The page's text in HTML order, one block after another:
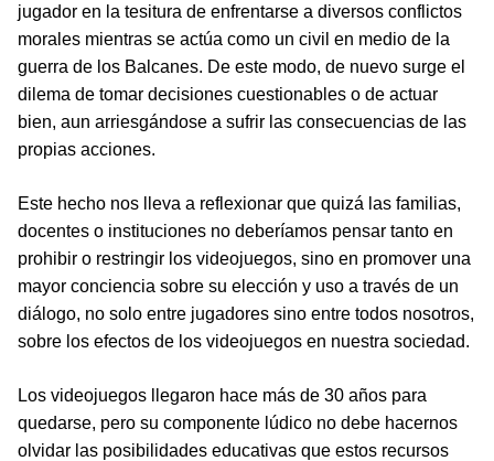
jugador en la tesitura de enfrentarse a diversos conflictos
morales mientras se actúa como un civil en medio de la
guerra de los Balcanes. De este modo, de nuevo surge el
dilema de tomar decisiones cuestionables o de actuar
bien, aun arriesgándose a sufrir las consecuencias de las
propias acciones.
Este hecho nos lleva a reflexionar que quizá las familias,
docentes o instituciones no deberíamos pensar tanto en
prohibir o restringir los videojuegos, sino en promover una
mayor conciencia sobre su elección y uso a través de un
diálogo, no solo entre jugadores sino entre todos nosotros,
sobre los efectos de los videojuegos en nuestra sociedad.
Los videojuegos llegaron hace más de 30 años para
quedarse, pero su componente lúdico no debe hacernos
olvidar las posibilidades educativas que estos recursos